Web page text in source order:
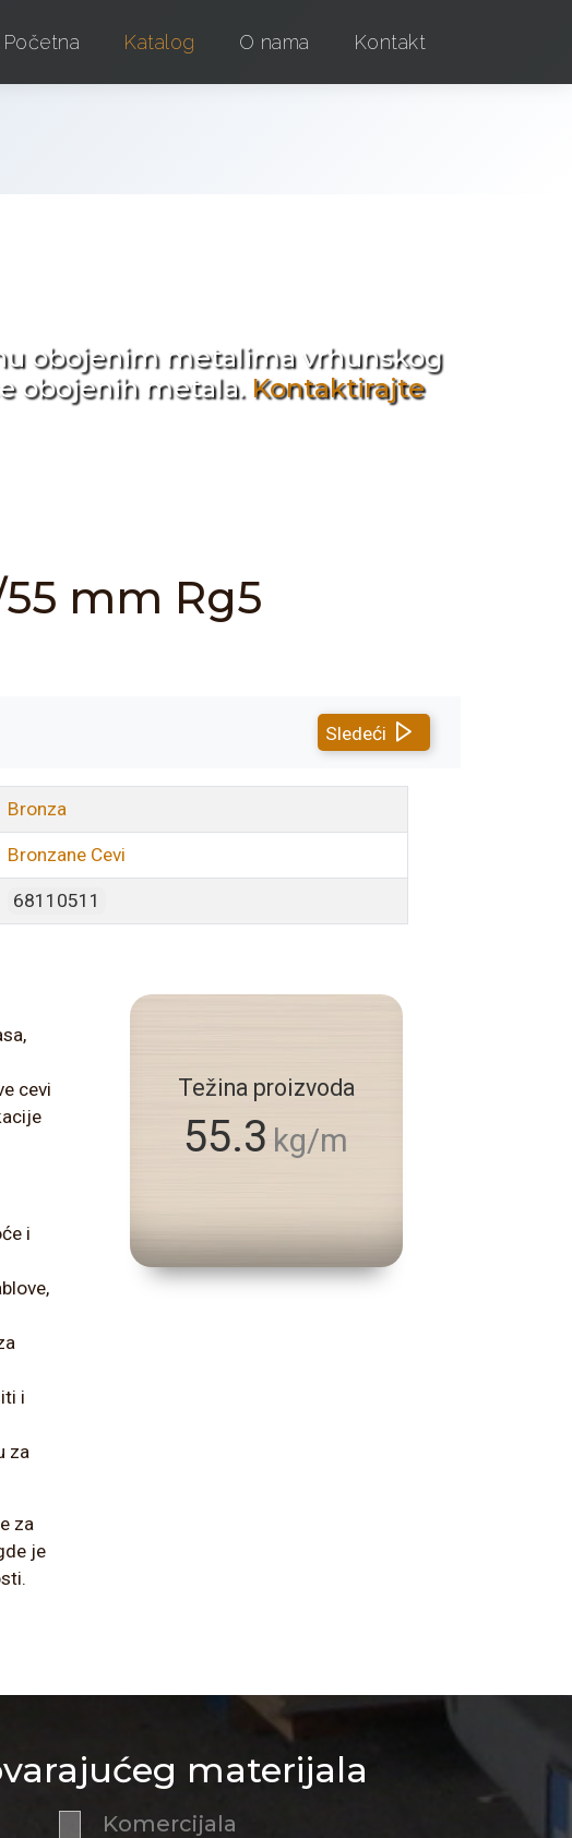
Početna Katalog O nama Kontakt
obojenim metalima vrhunskog
obojenih metala. Kontaktirajte
mm Rg5
Sledeći
Bronza
Bronzane Cevi
68110511
cevi
i
i
za
za
je
Težina proizvoda
55.3 kg/m
materijala
Komercijala